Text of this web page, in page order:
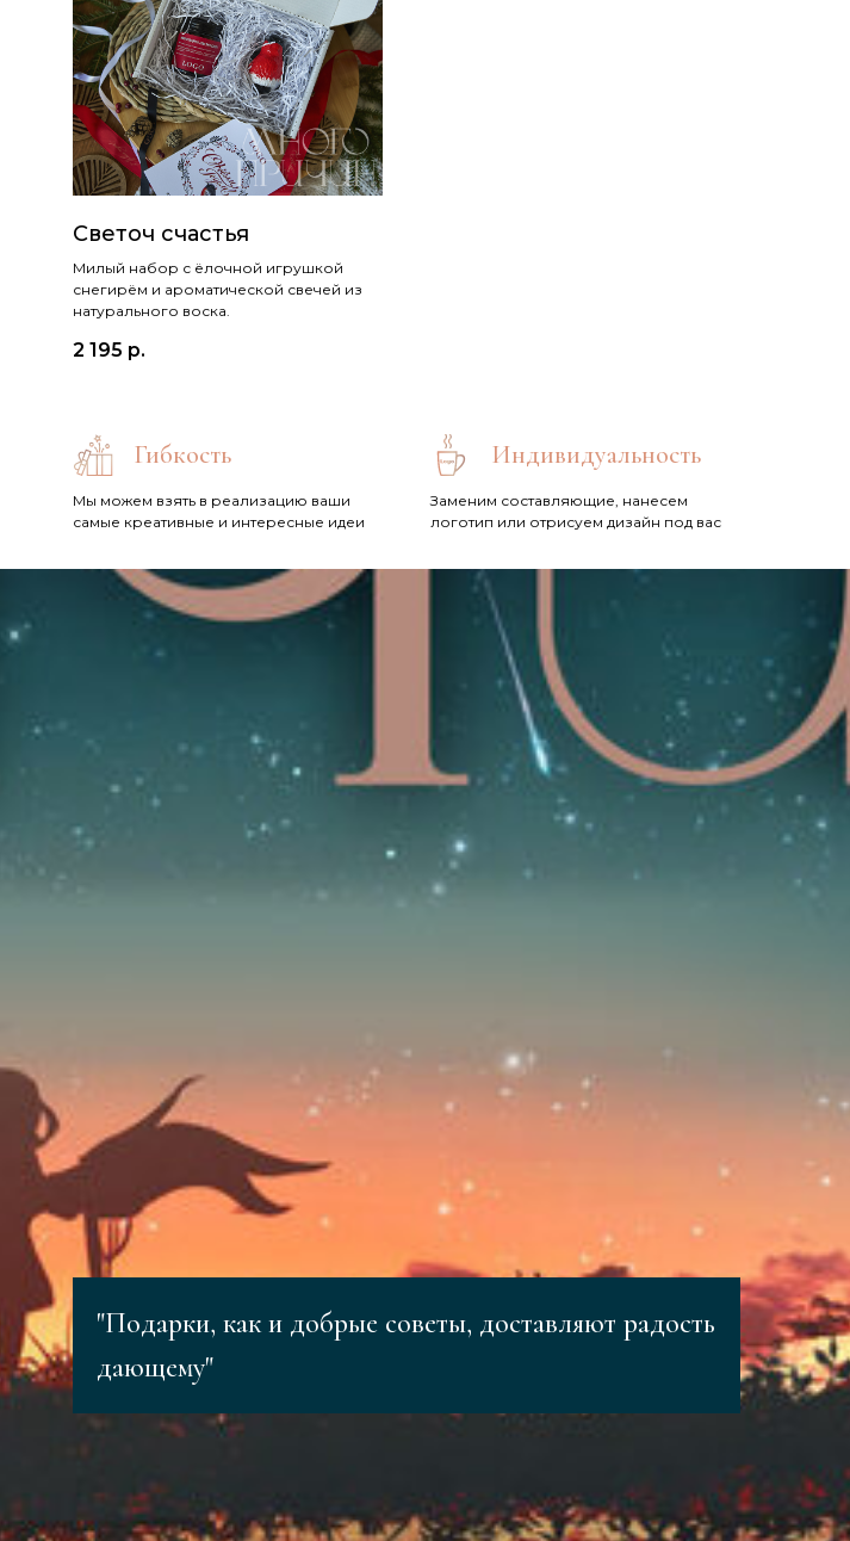
Светоч счастья
Милый набор с ёлочной игрушкой
снегирём и ароматической свечей из
натурального воска.
2 195 р.
Гибкость
Мы можем взять в реализацию ваши
самые креативные и интересные идеи
Индивидуальность
Заменим составляющие, нанесем
логотип или отрисуем дизайн под вас
"Подарки, как и добрые советы, доставляют радость
дающему"